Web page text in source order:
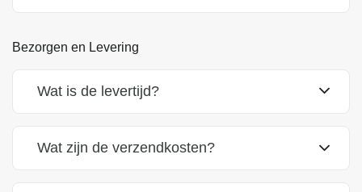
Bezorgen en Levering
Wat is de levertijd?
Wat zijn de verzendkosten?